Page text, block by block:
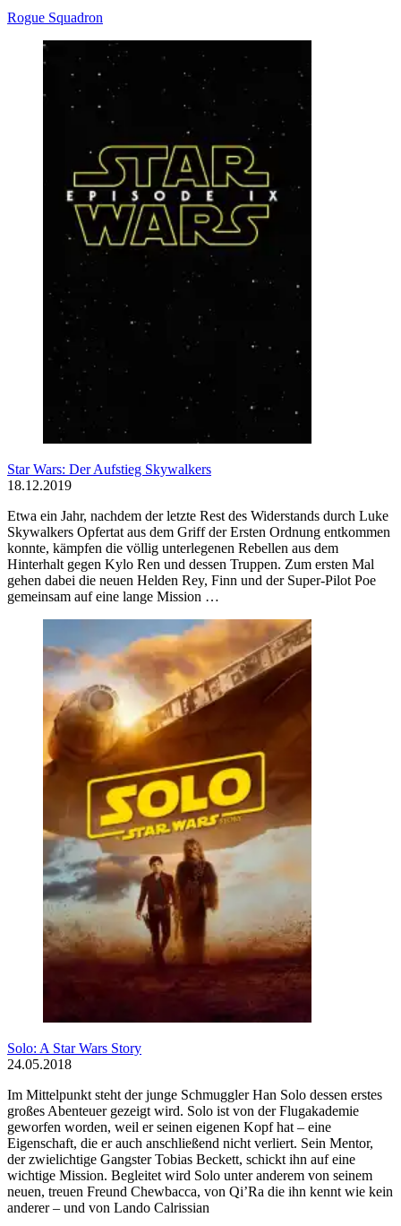
Rogue Squadron
Star Wars: Der Aufstieg Skywalkers
18.12.2019
Etwa ein Jahr, nachdem der letzte Rest des Widerstands durch Luke
Skywalkers Opfertat aus dem Griff der Ersten Ordnung entkommen
konnte, kämpfen die völlig unterlegenen Rebellen aus dem
Hinterhalt gegen Kylo Ren und dessen Truppen. Zum ersten Mal
gehen dabei die neuen Helden Rey, Finn und der Super-Pilot Poe
gemeinsam auf eine lange Mission …
Solo: A Star Wars Story
24.05.2018
Im Mittelpunkt steht der junge Schmuggler Han Solo dessen erstes
großes Abenteuer gezeigt wird. Solo ist von der Flugakademie
geworfen worden, weil er seinen eigenen Kopf hat – eine
Eigenschaft, die er auch anschließend nicht verliert. Sein Mentor,
der zwielichtige Gangster Tobias Beckett, schickt ihn auf eine
wichtige Mission. Begleitet wird Solo unter anderem von seinem
neuen, treuen Freund Chewbacca, von Qi’Ra die ihn kennt wie kein
anderer – und von Lando Calrissian